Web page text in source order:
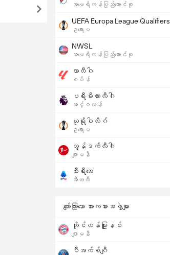
အမေရိကန်ပြည်ထောင်စု
UEFA Europa League Qualifiers
ဥရောပ
NWSL
အမေရိကန်ပြည်ထောင်စု
လာလီဂါ
စပိန်
ပရီးမီးယားလီဂါ
အင်္ဂလန်
ယူရိုပါလိဂ်
ဥရောပ
ဘွန်ဒက်လီဂါ
ဂျာမနီ
စီးရီးအေ
အီတလီ
ကျော်ကြားသော အားကစားအဖွဲ့များ
ဘိုင်ယန်မြူးနစ်
ဂျာမနီ
ပီအက်စ်ဂျီ